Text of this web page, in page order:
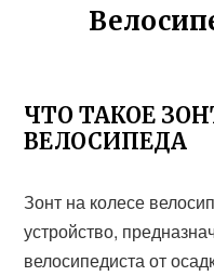
ЧТО ТАКОЕ
ВЕЛОСИПЕДА
Зонт на колесе
устройство,
велосипедиста от